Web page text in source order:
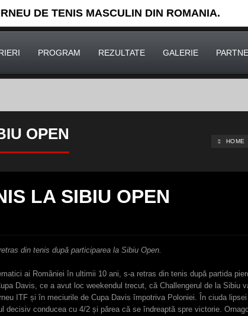
DE TENIS MASCULIN DIN ROMANIA.
PROGRAM REZULTATE GALERIE
OPEN HOME
LA SIBIU OPEN
din tenis după participarea la Sibiu Open.
ai României în ultimii 10 ani, s-a retras din tenis după partida
Davis, ce a avut loc weekendul trecut, că Challengerul de la Sibiu
ITF și în meciurile de Cupa Davis împotriva Poloniei. În ciuda
conducea cu 4/2 și părea că se îndreaptă spre victorie.